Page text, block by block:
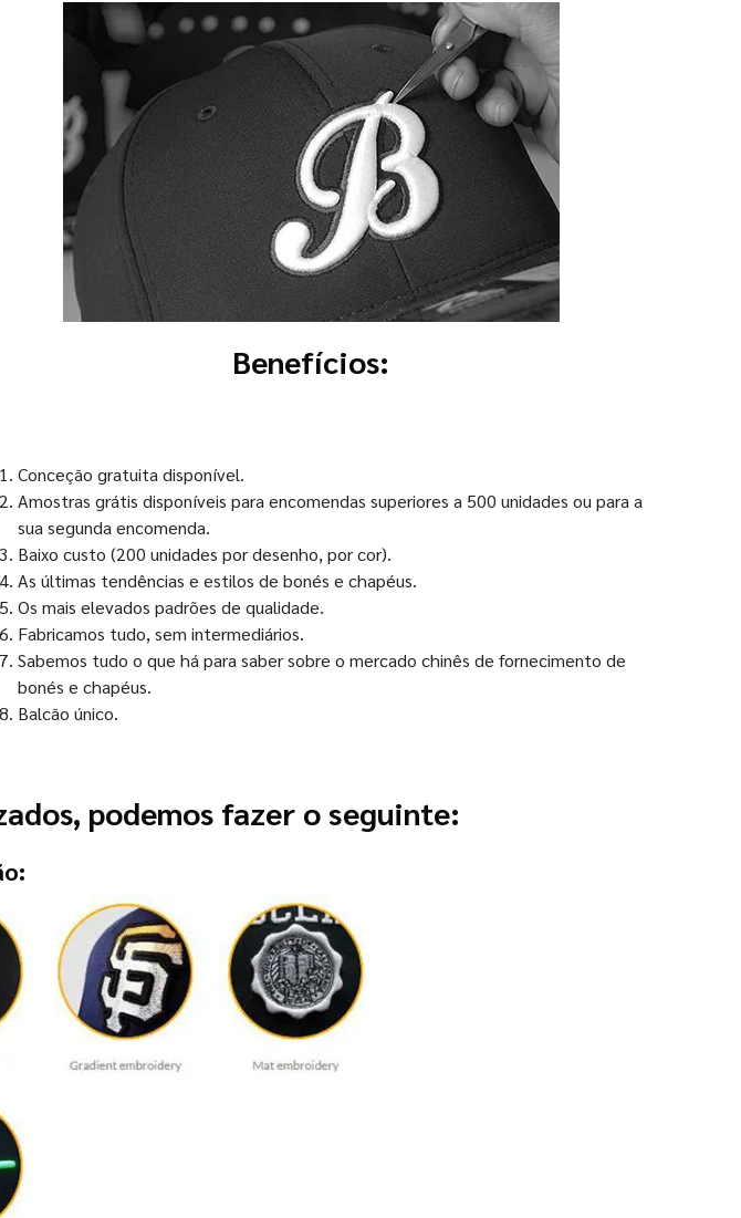
Benefícios:
Conceção gratuita disponível.
Amostras grátis disponíveis para encomendas superiores a 500 unidades ou para a
sua segunda encomenda.
Baixo custo (200 unidades por desenho, por cor).
As últimas tendências e estilos de bonés e chapéus.
Os mais elevados padrões de qualidade.
Fabricamos tudo, sem intermediários.
Sabemos tudo o que há para saber sobre o mercado chinês de fornecimento de
bonés e chapéus.
Balcão único.
podemos fazer o seguinte: